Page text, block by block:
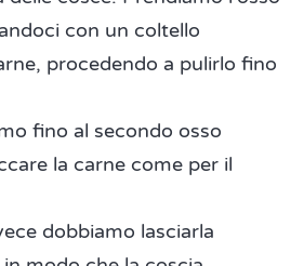
con un coltello
procedendo a pulirlo fino
fino al secondo osso
la carne come per il
dobbiamo lasciarla